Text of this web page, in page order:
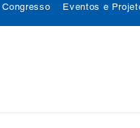
Congresso Eventos e